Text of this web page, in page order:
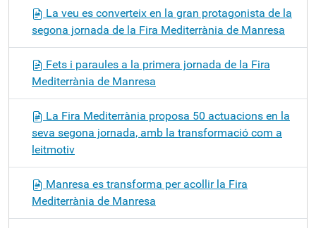
La veu es converteix en la gran protagonista de la
segona jornada de la Fira Mediterrània de Manresa
Fets i paraules a la primera jornada de la Fira
Mediterrània de Manresa
La Fira Mediterrània proposa 50 actuacions en la
seva segona jornada, amb la transformació com a
leitmotiv
Manresa es transforma per acollir la Fira
Mediterrània de Manresa